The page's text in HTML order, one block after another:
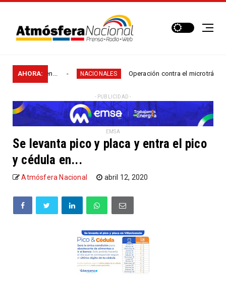
AHORA:
rurales en... NACIONALES Operación contra el microtráfico
- PUBLICIDAD -
EMSA
Se levanta pico y placa y entra el pico
y cédula en...
Atmósfera Nacional abril 12, 2020